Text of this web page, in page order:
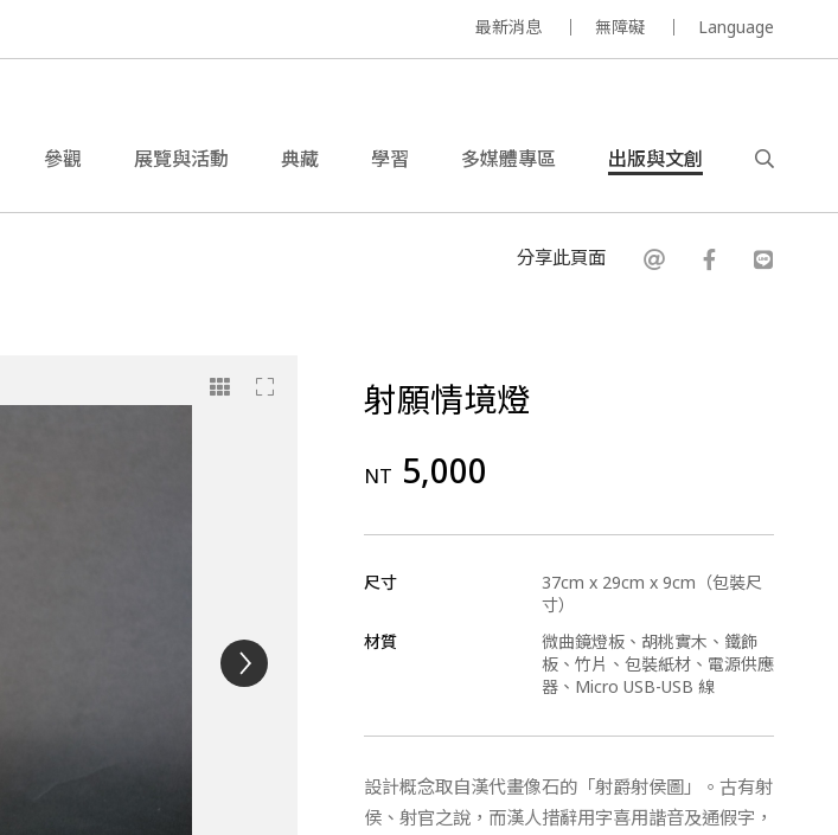
最新消息 無障礙 Language
參觀 展覽與活動 典藏 學習 多媒體專區 出版與文創
分享此頁面
射願情境燈
NT 5,000
尺寸
37cm x 29cm x 9cm（包裝尺
寸）
材質
微曲鏡燈板、胡桃實木、鐵飾
板、竹片、包裝紙材、電源供應
器、Micro USB-USB 線
設計概念取自漢代畫像石的「射爵射侯圖」。古有射
侯、射官之說，而漢人措辭用字喜用諧音及通假字，